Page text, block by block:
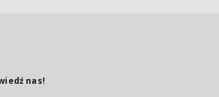
nas!